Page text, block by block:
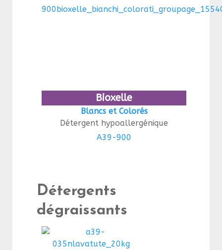
Bioxelle
Blancs et Colorés
Détergent hypoallergénique
A39-900
Détergents
dégraissants